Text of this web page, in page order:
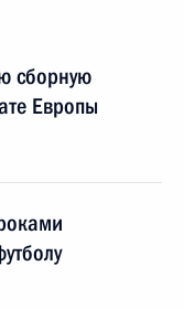
сборную
Европы